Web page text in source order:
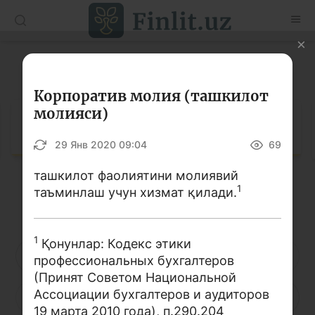
Рус
Мақолалар
Ўқув қўлланмалар
Луғат
Молиявий саводхонлик бўйича китоблар
Лойиҳалар
Интерактив хизматлар
Фотогалерея
Кирилл алифбоси Лотин алифбоси
А Б В Г Ғ
Ё Ж З И Й К
Корпоратив молия (ташкилот
молияси)
29 Янв 2020 09:04 69
ташкилот фаолиятини молиявий
таъминлаш учун хизмат қилади.1
1 Қонунлар: Кодекс этики
профессиональных бухгалтеров
(Принят Советом Национальной
Ассоциации бухгалтеров и аудиторов
19 марта 2010 года), п.290.204